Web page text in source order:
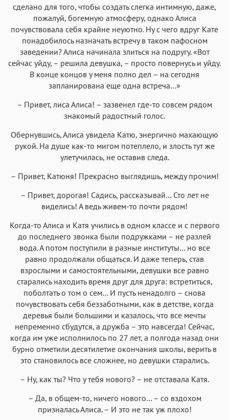
сделано для того, чтобы создать слегка интимную, даже,
пожалуй, богемную атмосферу, однако Алиса
почувствовала себя крайне неуютно. Ну с чего вдруг Кате
понадобилось назначать встречу в таком пафосном
заведении? Алиса начинала злиться на подругу. «Вот
сейчас уйду, – решила девушка, – просто повернусь и уйду.
В конце концов у меня полно дел – на сегодня
запланирована еще одна встреча…»
– Привет, лиса Алиса! – зазвенел где-то совсем рядом
знакомый радостный голос.
Обернувшись, Алиса увидела Катю, энергично махающую
рукой. На душе как-то мигом потеплело, и злость тут же
улетучилась, не оставив следа.
– Привет, Катюня! Прекрасно выглядишь, между прочим!
– Привет, дорогая! Садись, рассказывай… Сто лет не
виделись! А ведь живем-то почти рядом!
Когда-то Алиса и Катя учились в одном классе и с первого
до последнего звонка были подружками – не разлей
вода. А потом поступили в разные институты… но все
равно продолжали общаться. И даже теперь, став
взрослыми и самостоятельными, девушки все равно
старались находить время друг для друга: встретиться,
поболтать о том о сем… И пусть ненадолго – снова
почувствовать себя беззаботными, как в детстве, когда
деревья были большими и казалось, что все мечты
непременно сбудутся, а дружба – это навсегда! Сейчас,
когда им уже исполнилось по 27 лет, а полгода назад они
бурно отметили десятилетие окончания школы, верить в
это становилось все сложнее, но девушки старались.
– Ну, как ты? Что у тебя нового? – не отставала Катя.
– Да, в общем-то, ничего нового… – со вздохом
призналась Алиса. – И это не так уж плохо!